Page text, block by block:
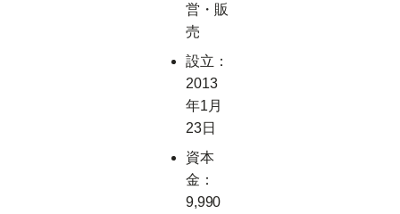
営・販
売
設立：
2013
年1月
23日
資本
金：
9,990